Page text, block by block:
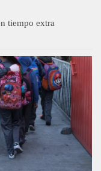
tiempo extra